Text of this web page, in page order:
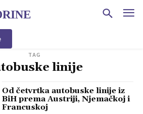
TAG
linije
Od četvrtka autobuske linije iz
BiH prema Austriji, Njemačkoj i
Francuskoj